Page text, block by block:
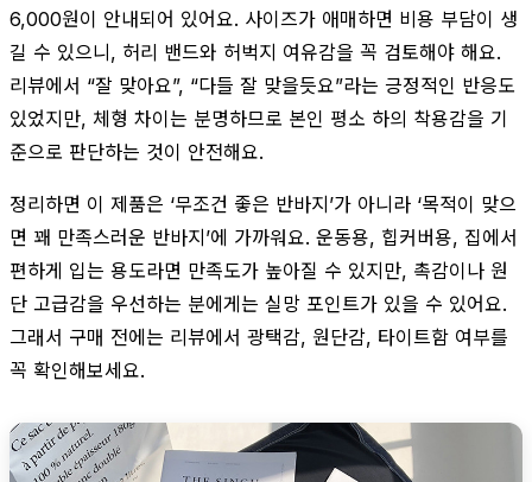
6,000원이 안내되어 있어요. 사이즈가 애매하면 비용 부담이 생
길 수 있으니, 허리 밴드와 허벅지 여유감을 꼭 검토해야 해요.
리뷰에서 “잘 맞아요”, “다들 잘 맞을듯요”라는 긍정적인 반응도
있었지만, 체형 차이는 분명하므로 본인 평소 하의 착용감을 기
준으로 판단하는 것이 안전해요.
정리하면 이 제품은 ‘무조건 좋은 반바지’가 아니라 ‘목적이 맞으
면 꽤 만족스러운 반바지’에 가까워요. 운동용, 힙커버용, 집에서
편하게 입는 용도라면 만족도가 높아질 수 있지만, 촉감이나 원
단 고급감을 우선하는 분에게는 실망 포인트가 있을 수 있어요.
그래서 구매 전에는 리뷰에서 광택감, 원단감, 타이트함 여부를
꼭 확인해보세요.